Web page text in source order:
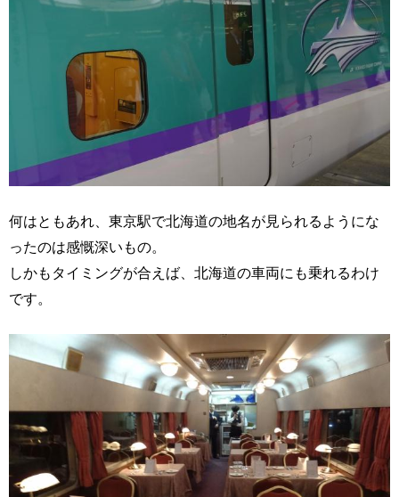
何はともあれ、東京駅で北海道の地名が見られるようにな
ったのは感慨深いもの。
しかもタイミングが合えば、北海道の車両にも乗れるわけ
です。